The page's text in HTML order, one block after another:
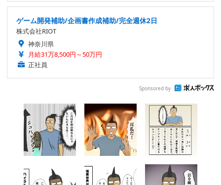
ゲーム開発補助/企画書作成補助/完全週休2日
株式会社RIOT
神奈川県
月給31万8,500円～50万円
正社員
Sponsored by